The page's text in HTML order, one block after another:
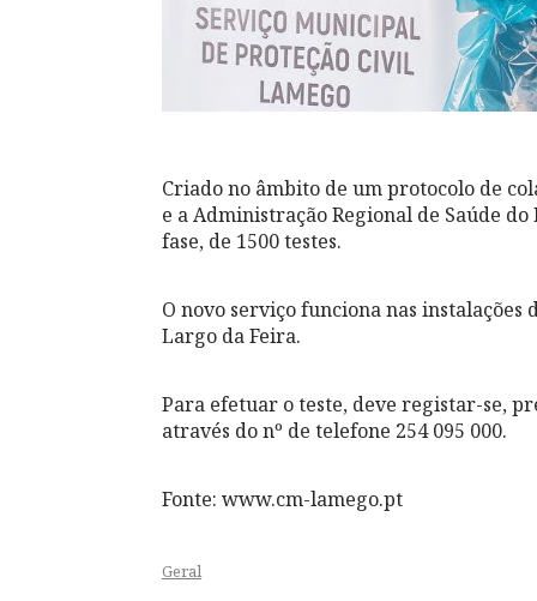
Criado no âmbito de um protocolo de
e a Administração Regional de Saúde
fase, de 1500 testes.
O novo serviço funciona nas
Largo da Feira.
Para efetuar o teste, deve registar-se,
através do nº de telefone 254 095 000.
Fonte: www.cm-lamego.pt
Geral